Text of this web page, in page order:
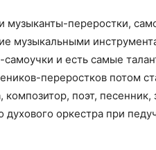
музыканты-переростки,
музыкальными
самоучки и есть самые
переростков потом
композитор, поэт,
духового оркестра при